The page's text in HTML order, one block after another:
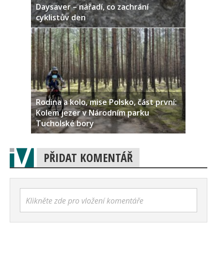
Daysaver – nářadí, co zachrání
cyklistův den
Rodina a kolo, mise Polsko, část první:
Kolem jezer v Národním parku
Tucholské bory
PŘIDAT KOMENTÁŘ
Klikněte zde pro vložení komentáře